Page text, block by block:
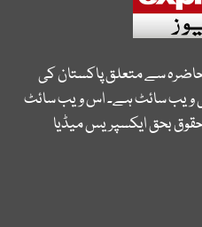
سے متعلق پاکستان کی
ویب سائٹ ہے۔ اس ویب سائٹ
بحق ایکسپریس میڈیا